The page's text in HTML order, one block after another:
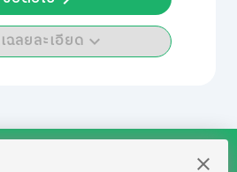
ฉลยละเอียด